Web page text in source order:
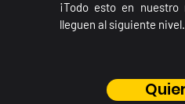
¡Todo esto en
lleguen al siguiente nivel.